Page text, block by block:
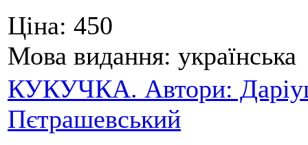
Ціна: 450
Мова видання: українська
КУКУЧКА. Автори:
Пєтрашевський